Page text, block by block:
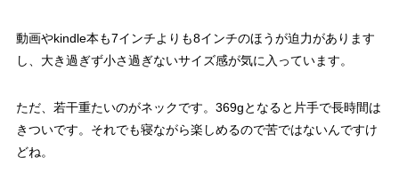
動画やkindle本も7インチよりも8インチのほうが迫力があります
し、大き過ぎず小さ過ぎないサイズ感が気に入っています。
ただ、若干重たいのがネックです。369gとなると片手で長時間は
きついです。それでも寝ながら楽しめるので苦ではないんですけ
どね。